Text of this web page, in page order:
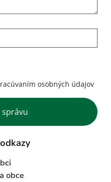
osobných údajov
obce